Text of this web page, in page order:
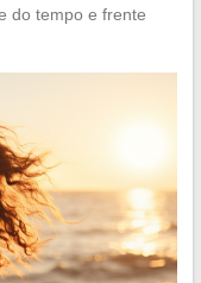
do tempo e frente